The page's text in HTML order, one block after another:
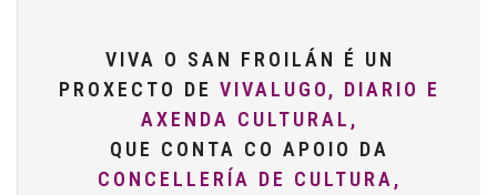
VIVA O SAN FROILÁN É UN
PROXECTO DE VIVALUGO, DIARIO E
AXENDA CULTURAL,
QUE CONTA CO APOIO DA
CONCELLERÍA DE CULTURA,